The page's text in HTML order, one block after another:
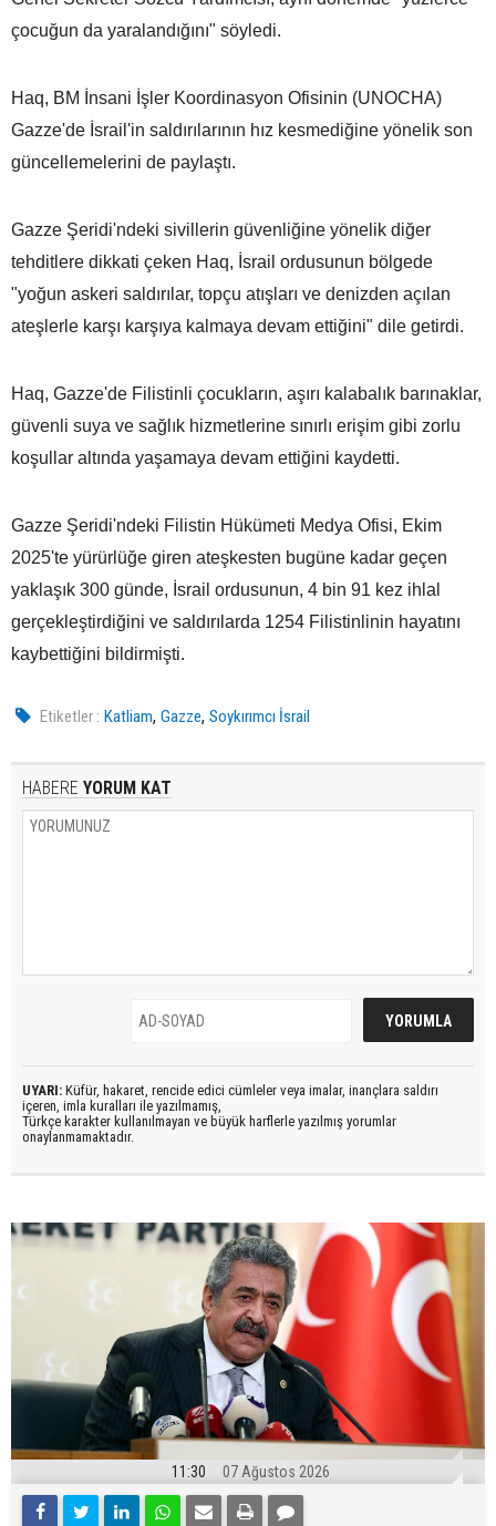
çocuğun da yaralandığını" söyledi.
Haq, BM İnsani İşler Koordinasyon Ofisinin (UNOCHA)
Gazze'de İsrail'in saldırılarının hız kesmediğine yönelik son
güncellemelerini de paylaştı.
Gazze Şeridi'ndeki sivillerin güvenliğine yönelik diğer
tehditlere dikkati çeken Haq, İsrail ordusunun bölgede
"yoğun askeri saldırılar, topçu atışları ve denizden açılan
ateşlerle karşı karşıya kalmaya devam ettiğini" dile getirdi.
Haq, Gazze'de Filistinli çocukların, aşırı kalabalık barınaklar,
güvenli suya ve sağlık hizmetlerine sınırlı erişim gibi zorlu
koşullar altında yaşamaya devam ettiğini kaydetti.
Gazze Şeridi'ndeki Filistin Hükümeti Medya Ofisi, Ekim
2025'te yürürlüğe giren ateşkesten bugüne kadar geçen
yaklaşık 300 günde, İsrail ordusunun, 4 bin 91 kez ihlal
gerçekleştirdiğini ve saldırılarda 1254 Filistinlinin hayatını
kaybettiğini bildirmişti.
Etiketler : Katliam,Gazze,Soykırımcı İsrail
HABERE YORUM KAT
UYARI: Küfür, hakaret, rencide edici cümleler veya imalar, inançlara saldırı
içeren, imla kuralları ile yazılmamış,
Türkçe karakter kullanılmayan ve büyük harflerle yazılmış yorumlar
onaylanmamaktadır.
11:30 07 Ağustos 2026